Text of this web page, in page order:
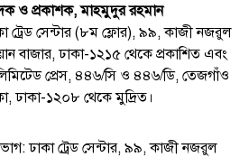
ও প্রকাশক, মাহমুদুর রহমান
ট্রেড সেন্টার (৮ম ফ্লোর), ৯৯, কাজী নজরুল
বাজার, ঢাকা-১২১৫ থেকে প্রকাশিত এবং
প্রেস, ৪৪৬/সি ও ৪৪৬/ডি, তেজগাঁও
ঢাকা-১২০৮ থেকে মুদ্রিত।
ঢাকা ট্রেড সেন্টার, ৯৯, কাজী নজরুল